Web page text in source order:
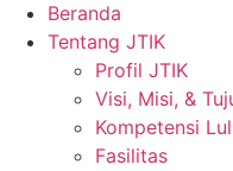
Beranda
Tentang JTIK
Profil JTIK
Visi, Misi, &
Kompetensi
Fasilitas